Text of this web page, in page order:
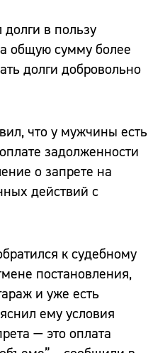
в пользу
общую сумму более
долги добровольно
что у мужчины есть
задолженности
о запрете на
действий с
к судебному
постановления,
и уже есть
ему условия
— это оплата